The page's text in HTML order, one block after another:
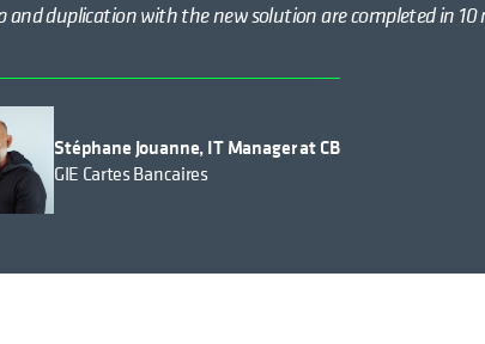
and duplication with the new solution are completed in
Stéphane Jouanne, IT Manager at CB
GIE Cartes Bancaires